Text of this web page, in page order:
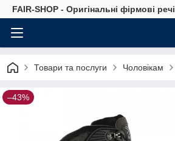
FAIR-SHOP - Оригінальні фірмові речі
Товари та послуги Чоловікам
–43%